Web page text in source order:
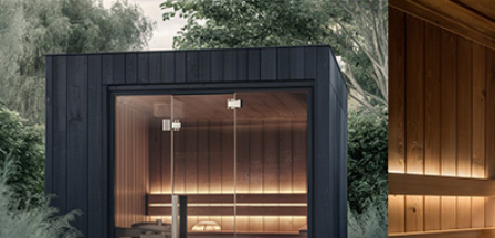
לדלג
לתוכן